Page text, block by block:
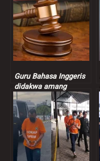
Guru Bahasa Inggeris
didakwa amang
seksual murid
perempuan 9 tahun